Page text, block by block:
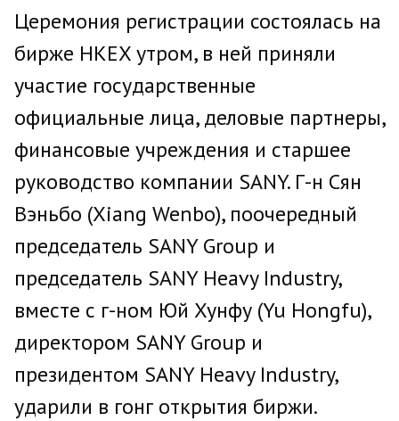
Церемония регистрации состоялась на
бирже HKEX утром, в ней приняли
участие государственные
официальные лица, деловые партнеры,
финансовые учреждения и старшее
руководство компании SANY. Г-н Сян
Вэньбо (Xiang Wenbo), поочередный
председатель SANY Group и
председатель SANY Heavy Industry,
вместе с г-ном Юй Хунфу (Yu Hongfu),
директором SANY Group и
президентом SANY Heavy Industry,
ударили в гонг открытия биржи.